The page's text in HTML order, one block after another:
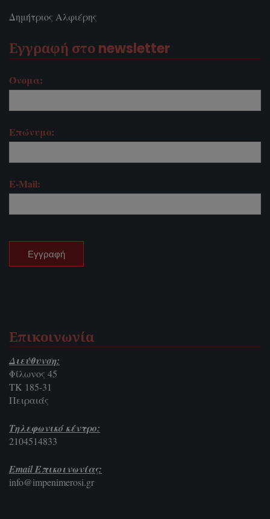
Δημήτριος Αλφιέρης
Εγγραφή στο newsletter
Όνομα:
Επώνυμο:
E-Mail:
Επικοινωνία
Διεύθυνση:
Φίλωνος 45
ΤΚ 185-31
Πειραιάς
Τηλεφωνικό κέντρο:
2104514833
Email Επικοινωνίας:
info@impenimerosi.gr